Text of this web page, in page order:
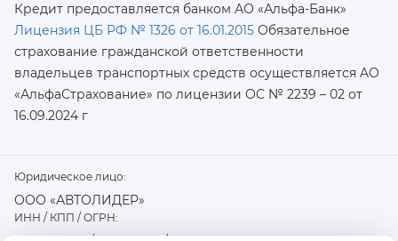
Кредит предоставляется банком АО «Альфа-Банк»
Лицензия ЦБ РФ № 1326 от 16.01.2015 Обязательное
страхование гражданской ответственности
владельцев транспортных средств осуществляется AO
«АльфаСтрахование» по лицензии ОС № 2239 – 02 от
16.09.2024 г
Юридическое лицо:
ООО «АВТОЛИДЕР»
ИНН / КПП / ОГРН: